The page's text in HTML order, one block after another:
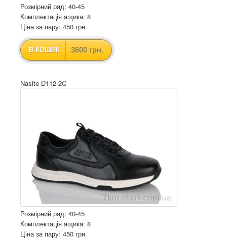
Розмірний ряд: 40-45
Комплектація ящика: 8
Ціна за пару: 450 грн.
В КОШИК 3600 грн.
Nasite D112-2C
Розмірний ряд: 40-45
Комплектація ящика: 8
Ціна за пару: 450 грн.